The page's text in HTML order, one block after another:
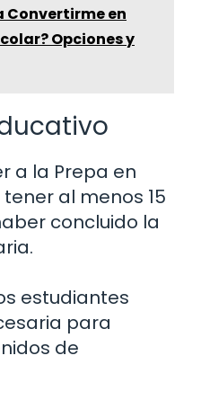
Convertirme en
Opciones y
a la Prepa en
al menos 15
concluido la
estudiantes
para
de